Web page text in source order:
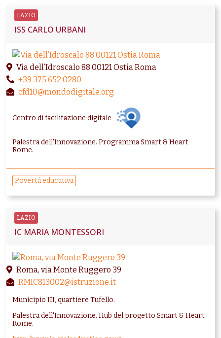
LAZIO
ISS CARLO URBANI
Via dell’Idroscalo 88 00121 Ostia Roma
+39 375 652 0280
cfd10@mondodigitale.org
Centro di facilitazione digitale
Palestra dell'Innovazione. Programma Smart & Heart
Rome.
Povertà educativa
LAZIO
IC MARIA MONTESSORI
Roma, via Monte Ruggero 39
RMIC813002@istruzione.it
Municipio III, quartiere Tufello.
Palestra dell'Innovazione. Hub del progetto Smart & Heart
Rome.